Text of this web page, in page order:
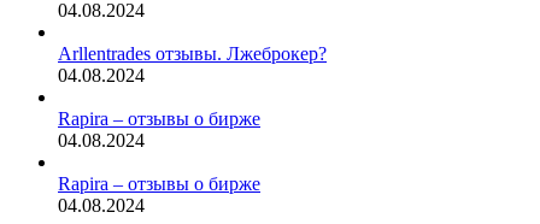
04.08.2024
Arllentrades отзывы. Лжеброкер?
04.08.2024
Rapira – отзывы о бирже
04.08.2024
Rapira – отзывы о бирже
04.08.2024